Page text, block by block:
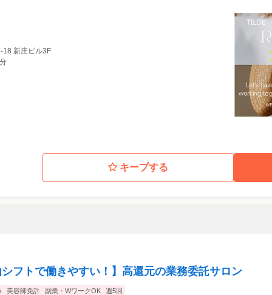
18 新庄ビル3F
キープする
フトで働きやすい！】高還元の業務委託サロン
美容師免許 副業・WワークOK 週5回